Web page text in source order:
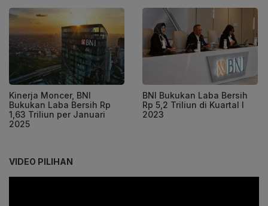
Kinerja Moncer, BNI
Bukukan Laba Bersih Rp
1,63 Triliun per Januari
2025
BNI Bukukan Laba Bersih
Rp 5,2 Triliun di Kuartal I
2023
VIDEO PILIHAN